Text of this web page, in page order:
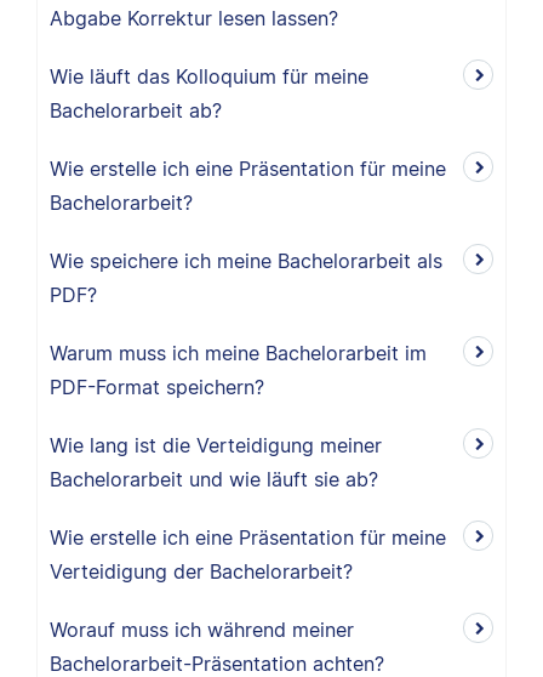
Abgabe Korrektur lesen lassen?
Wie läuft das Kolloquium für meine
Bachelorarbeit ab?
Wie erstelle ich eine Präsentation für meine
Bachelorarbeit?
Wie speichere ich meine Bachelorarbeit als
PDF?
Warum muss ich meine Bachelorarbeit im
PDF-Format speichern?
Wie lang ist die Verteidigung meiner
Bachelorarbeit und wie läuft sie ab?
Wie erstelle ich eine Präsentation für meine
Verteidigung der Bachelorarbeit?
Worauf muss ich während meiner
Bachelorarbeit-Präsentation achten?